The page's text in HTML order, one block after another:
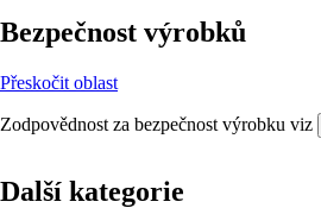
Bezpečnost výrobků
Přeskočit oblast
Zodpovědnost za bezpečnost výrobku viz
Další kategorie